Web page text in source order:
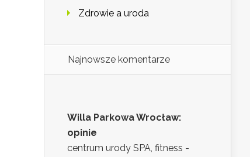
Zdrowie a uroda
Najnowsze komentarze
Willa Parkowa Wrocław:
opinie
centrum urody SPA, fitness -